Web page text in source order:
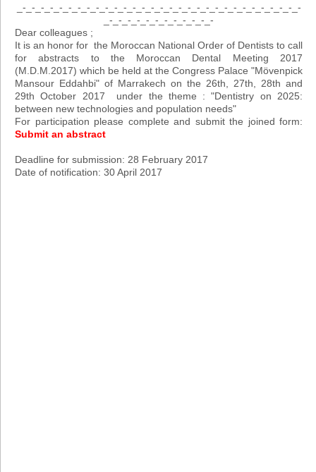
_-_-_-_-_-_-_-_-_-_-_-_-_-_-_-_-_-_-_-_-_-_-_-_-_-_-_-_-_-_-_-
_-_-_-_-_-_-_-_-_-_-_-_-
Dear colleagues ;
It is an honor for the Moroccan National Order of Dentists to call
for abstracts to the Moroccan Dental Meeting 2017
(M.D.M.2017) which be held at the Congress Palace "Mövenpick
Mansour Eddahbi" of Marrakech on the 26th, 27th, 28th and
29th October 2017 under the theme : "Dentistry on 2025:
between new technologies and population needs"
For participation please complete and submit the joined form:
Submit an abstract
Deadline for submission: 28 February 2017
Date of notification: 30 April 2017